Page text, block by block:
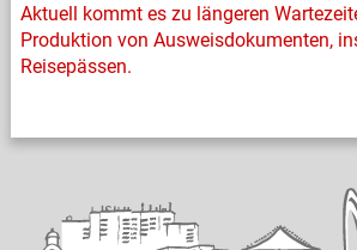
Aktuell kommt es zu längeren
Produktion von Ausweisdokumenten,
Reisepässen.